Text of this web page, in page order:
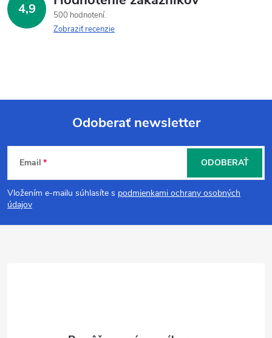
4,9
500 hodnotení
Zobraziť recenzie
Z
á
p
Odoberať newsletter
Email
Vložením e-mailu súhlasíte s podmienkami ochrany osobných
údajov
ODOBERAŤ